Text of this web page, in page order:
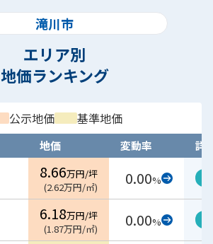
滝川市
エリア別
地価ランキング
公示地価 基準地価
地価 変動率 詳
8.66万円/坪
(2.62万円/㎡) 0.00%
6.18万円/坪
(1.87万円/㎡) 0.00%